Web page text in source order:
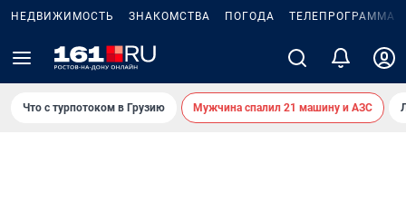
НЕДВИЖИМОСТЬ ЗНАКОМСТВА ПОГОДА ТЕЛЕПРОГРАММА
Что с турпотоком в Грузию Мужчина спалил 21 машину и АЗС